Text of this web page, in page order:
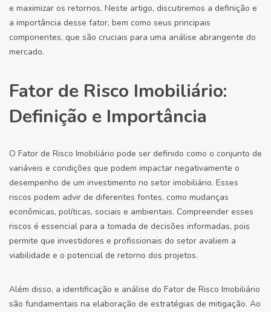
e maximizar os retornos. Neste artigo, discutiremos a definição e
a importância desse fator, bem como seus principais
componentes, que são cruciais para uma análise abrangente do
mercado.
Fator de Risco Imobiliário:
Definição e Importância
O Fator de Risco Imobiliário pode ser definido como o conjunto de
variáveis e condições que podem impactar negativamente o
desempenho de um investimento no setor imobiliário. Esses
riscos podem advir de diferentes fontes, como mudanças
econômicas, políticas, sociais e ambientais. Compreender esses
riscos é essencial para a tomada de decisões informadas, pois
permite que investidores e profissionais do setor avaliem a
viabilidade e o potencial de retorno dos projetos.
Além disso, a identificação e análise do Fator de Risco Imobiliário
são fundamentais na elaboração de estratégias de mitigação. Ao